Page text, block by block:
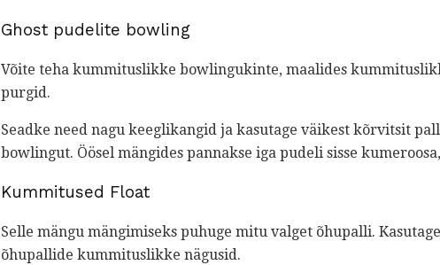
Ghost pudelite bowling
Võite teha kummituslikke bowlingukinte, maalides
purgid.
Seadke need nagu keeglikangid ja kasutage väikest kõrvitsit
bowlingut. Öösel mängides pannakse iga pudeli sisse
Kummitused Float
Selle mängu mängimiseks puhuge mitu valget õhupalli.
õhupallide kummituslikke nägusid.